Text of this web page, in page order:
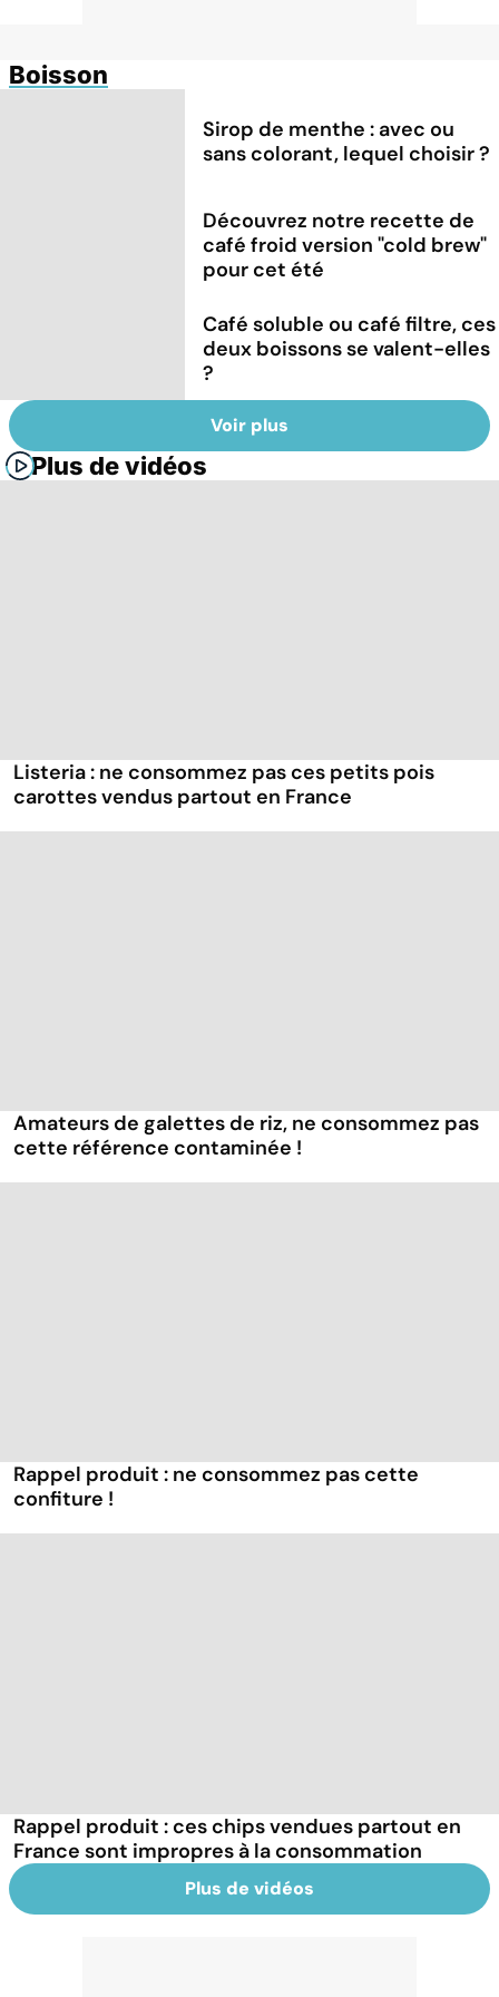
Boisson
Sirop de menthe : avec ou
sans colorant, lequel choisir ?
Découvrez notre recette de
café froid version "cold brew"
pour cet été
Café soluble ou café filtre, ces
deux boissons se valent-elles
?
Voir plus
Plus de vidéos
Listeria : ne consommez pas ces petits pois
carottes vendus partout en France
Amateurs de galettes de riz, ne consommez pas
cette référence contaminée !
Rappel produit : ne consommez pas cette
confiture !
Rappel produit : ces chips vendues partout en
France sont impropres à la consommation
Plus de vidéos